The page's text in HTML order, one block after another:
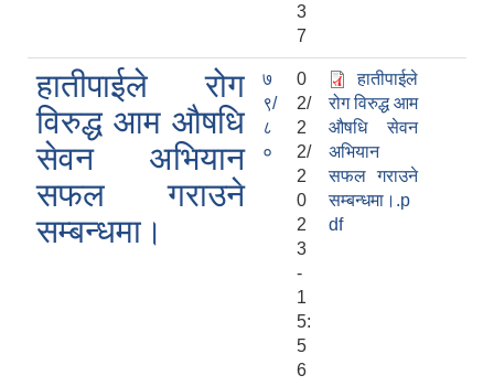
3
7
हातीपाईले रोग
विरुद्ध आम औषधि
सेवन अभियान
सफल गराउने
सम्बन्धमा।
७
९/
८
०
0
2/
2
2/
2
0
2
3
-
1
5:
5
6
हातीपाईले
रोग विरुद्ध आम
औषधि सेवन
अभियान
सफल गराउने
सम्बन्धमा।.p
df